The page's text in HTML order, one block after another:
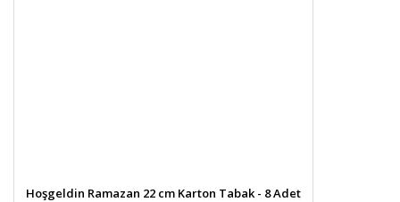
Hoşgeldin Ramazan 22 cm Karton Tabak - 8 Adet